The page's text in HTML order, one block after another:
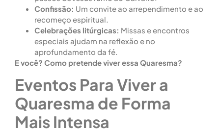
Confissão: Um convite ao arrependimento e ao
recomeço espiritual.
Celebrações litúrgicas: Missas e encontros
especiais ajudam na reflexão e no
aprofundamento da fé.
E você? Como pretende viver essa Quaresma?
Eventos Para Viver a
Quaresma de Forma
Mais Intensa